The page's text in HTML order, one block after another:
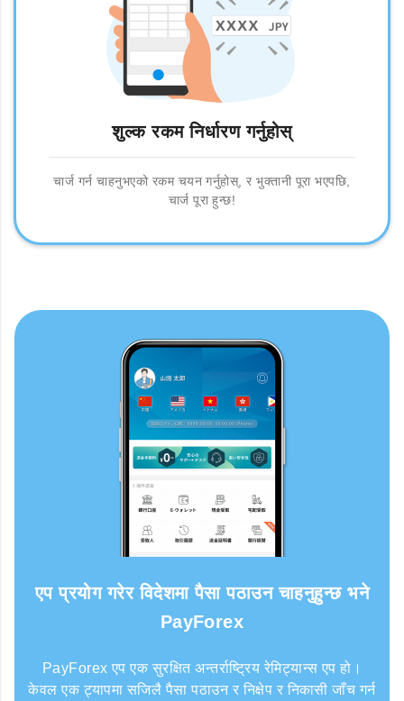
शुल्क रकम निर्धारण गर्नुहोस्
चार्ज गर्न चाहनुभएको रकम चयन गर्नुहोस्, र भुक्तानी पूरा भएपछि,
चार्ज पूरा हुन्छ!
एप प्रयोग गरेर विदेशमा पैसा पठाउन चाहनुहुन्छ भने
PayForex
PayForex एप एक सुरक्षित अन्तर्राष्ट्रिय रेमिट्यान्स एप हो।
केवल एक ट्यापमा सजिलै पैसा पठाउन र निक्षेप र निकासी जाँच गर्न